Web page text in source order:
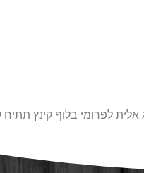
אלית לפרומי בלוף קינץ